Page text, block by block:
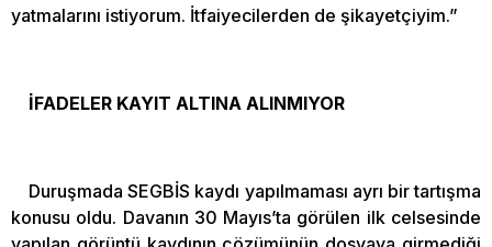
yatmalarını istiyorum. İtfaiyecilerden de şikayetçiyim.”
İFADELER KAYIT ALTINA ALINMIYOR
Duruşmada SEGBİS kaydı yapılmaması ayrı bir tartışma
konusu oldu. Davanın 30 Mayıs’ta görülen ilk celsesinde